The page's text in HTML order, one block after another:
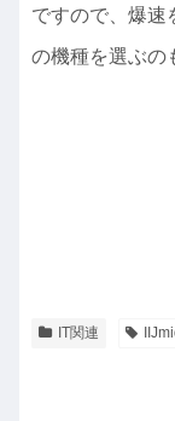
ですので、爆速
の機種を選ぶの
IT関連